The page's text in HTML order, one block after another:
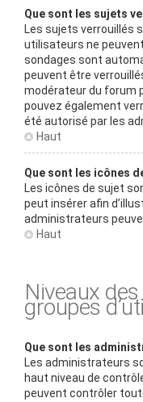
Que sont les sujets
Les sujets verrouillés
utilisateurs ne
sondages sont
peuvent être
modérateur du forum
pouvez également
été autorisé par les
Haut
Que sont les icônes
Les icônes de sujet
peut insérer afin
administrateurs
Haut
Niveaux
groupes
Que sont les
Les administrateurs
haut niveau de
peuvent contrôler